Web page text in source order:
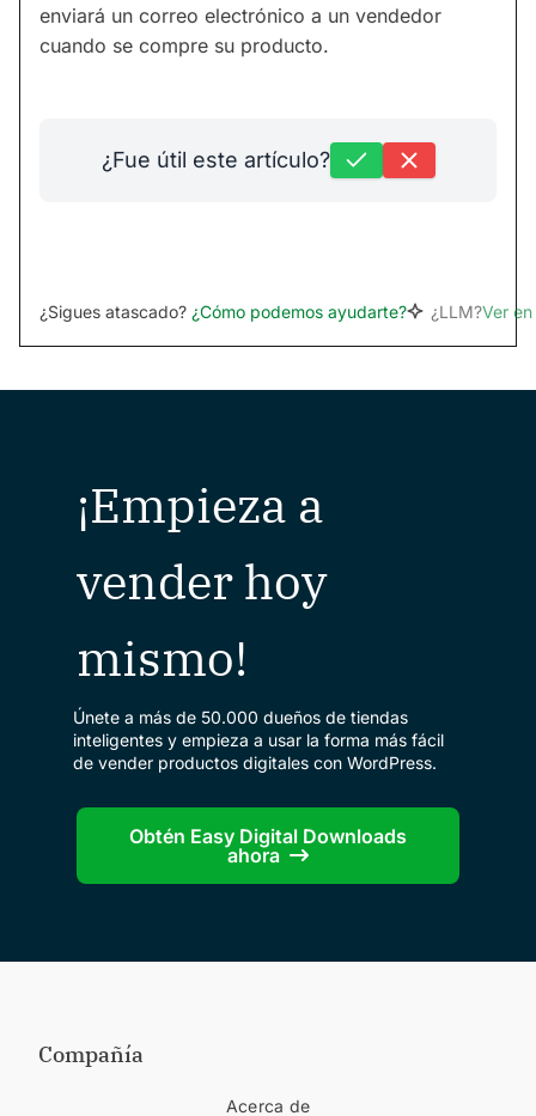
enviará un correo electrónico a un vendedor
cuando se compre su producto.
¿Fue útil este artículo?
¿Sigues atascado? ¿Cómo podemos ayudarte? ¿LLM?Ver
¡Empieza a
vender hoy
mismo!
Únete a más de 50.000 dueños de tiendas
inteligentes y empieza a usar la forma más fácil
de vender productos digitales con WordPress.
Obtén Easy Digital Downloads
ahora
Compañía
Acerca de